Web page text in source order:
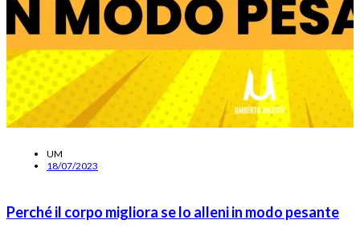
UM
18/07/2023
Perché il corpo migliora se lo alleni in modo pesante